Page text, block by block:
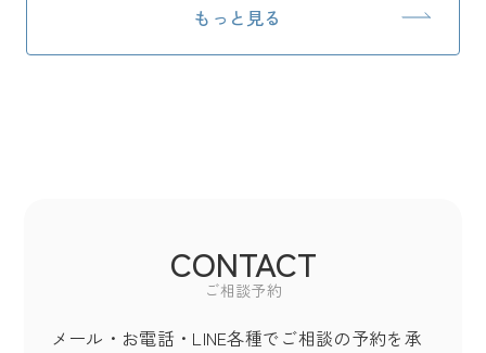
もっと見る
ご相談予約
CONTACT
メール・お電話・LINE各種でご相談の予約を承